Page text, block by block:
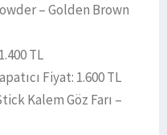
– Golden Brown
TL
Fiyat: 1.600 TL
Kalem Göz Farı –